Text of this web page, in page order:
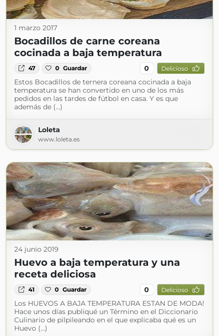
1 marzo 2017
Bocadillos de carne coreana
cocinada a baja temperatura
47 0 Guardar 0 Delicioso
Estos Bocadillos de ternera coreana cocinada a baja
temperatura se han convertido en uno de los más
pedidos en las tardes de fútbol en casa. Y es que
además de (...)
Loleta
www.loleta.es
24 junio 2019
Huevo a baja temperatura y una
receta deliciosa
41 0 Guardar 0 Delicioso
Los HUEVOS A BAJA TEMPERATURA ESTAN DE MODA!
Hace unos días publiqué un Término en el Diccionario
Culinario de pilpileando en el que explicaba qué es un
Huevo (...)